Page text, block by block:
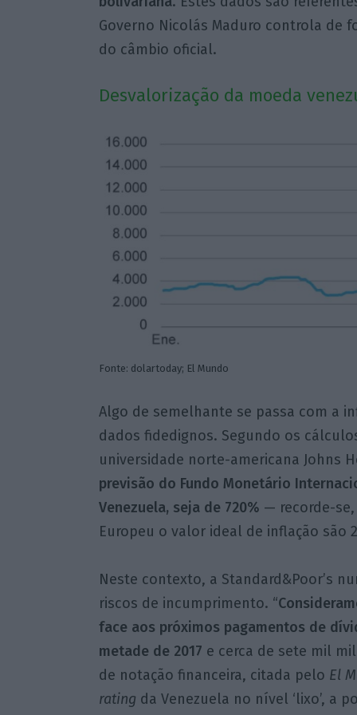
Governo Nicolás Maduro controla de
do câmbio oficial.
Desvalorização da moeda
Fonte: dolartoday; El Mundo
Algo de semelhante se passa com a
dados fidedignos. Segundo os
universidade norte-americana Johns
previsão do Fundo Monetário
Venezuela, seja de 720% — recorde-
Europeu o valor ideal de inflação são
Neste contexto, a Standard&Poor’s
riscos de incumprimento. “
face aos próximos pagamentos de
metade de 2017 e cerca de sete mil
de notação financeira, citada pelo El
rating da Venezuela no nível ‘lixo’, a